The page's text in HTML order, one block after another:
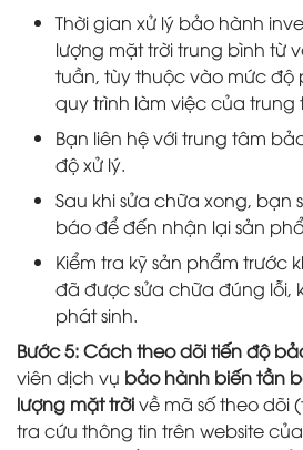
Thời gian xử lý bảo hành
lượng mặt trời trung bình từ
tuần, tùy thuộc vào mức độ
quy trình làm việc của
Bạn liên hệ với trung tâm
độ xử lý.
Sau khi sửa chữa xong, bạn
báo để đến nhận lại sản
Kiểm tra kỹ sản phẩm trước
đã được sửa chữa đúng lỗi,
phát sinh.
Bước 5: Cách theo dõi tiến độ
viên dịch vụ bảo hành biến tần
lượng mặt trờivề mã số theo dõi
tra cứu thông tin trên website